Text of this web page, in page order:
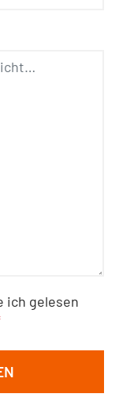
ich gelesen